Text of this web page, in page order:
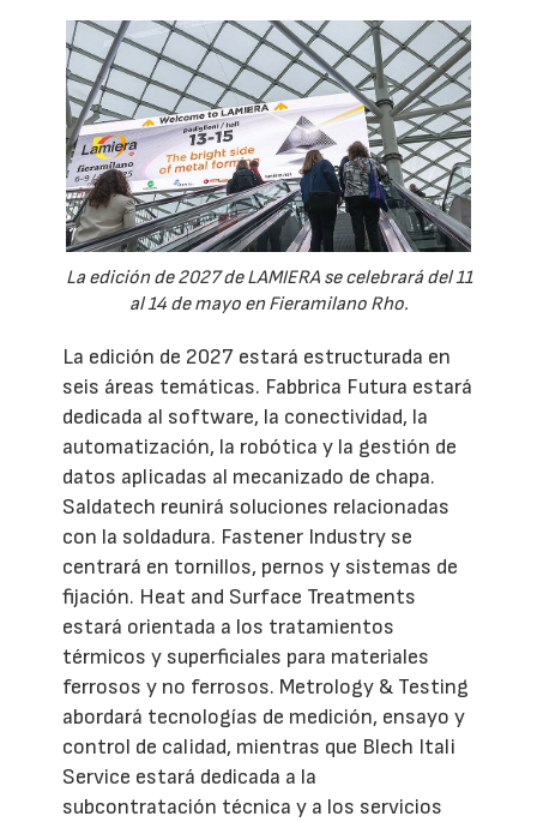
La edición de 2027 de LAMIERA se celebrará del 11
al 14 de mayo en Fieramilano Rho.
La edición de 2027 estará estructurada en
seis áreas temáticas. Fabbrica Futura estará
dedicada al software, la conectividad, la
automatización, la robótica y la gestión de
datos aplicadas al mecanizado de chapa.
Saldatech reunirá soluciones relacionadas
con la soldadura. Fastener Industry se
centrará en tornillos, pernos y sistemas de
fijación. Heat and Surface Treatments
estará orientada a los tratamientos
térmicos y superficiales para materiales
ferrosos y no ferrosos. Metrology & Testing
abordará tecnologías de medición, ensayo y
control de calidad, mientras que Blech Itali
Service estará dedicada a la
subcontratación técnica y a los servicios